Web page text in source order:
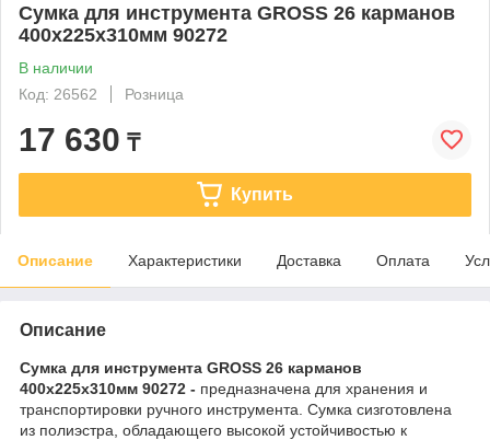
Сумка для инструмента GROSS 26 карманов
400х225х310мм 90272
В наличии
Код: 26562
Розница
17 630 ₸
Купить
Описание Характеристики Доставка Оплата
Описание
Сумка для инструмента GROSS 26 карманов
400х225х310мм 90272 - предназначена для хранения и
транспортировки ручного инструмента. Сумка сизготовлена
из полиэстра, обладающего высокой устойчивостью к